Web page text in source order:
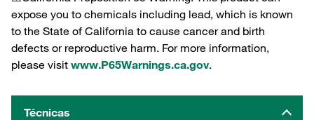
expose you to chemicals including lead, which is known
to the State of California to cause cancer and birth
defects or reproductive harm. For more information,
please visit www.P65Warnings.ca.gov.
Técnicas